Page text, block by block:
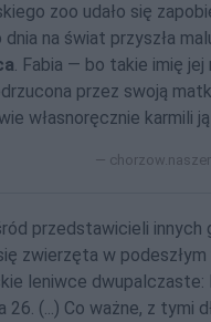
zoo udało się
dnia na świat przyszła
. Fabia — bo takie imię jej
przez swoją
własnoręcznie karmili
przedstawicieli innych
zwierzęta w
leniwce dwupalczaste:
26. (...) Co ważne, z tymi